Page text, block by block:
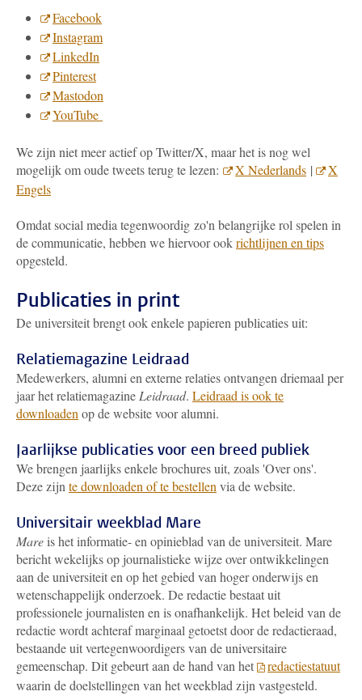
Facebook
Instagram
LinkedIn
Pinterest
Mastodon
YouTube
We zijn niet meer actief op Twitter/X, maar het is nog wel
mogelijk om oude tweets terug te lezen:
X Nederlands |
X
Engels
Omdat social media tegenwoordig zo'n belangrijke rol spelen in
de communicatie, hebben we hiervoor ookrichtlijnen en tips
opgesteld.
Publicaties in print
De universiteit brengt ook enkele papieren publicaties uit:
Relatiemagazine Leidraad
Medewerkers, alumni en externe relaties ontvangen driemaal per
jaar het relatiemagazine Leidraad. Leidraad is ook te
downloaden op de website voor alumni.
Jaarlijkse publicaties voor een breed publiek
We brengen jaarlijks enkele brochures uit, zoals 'Over ons'.
Deze zijn te downloaden of te bestellen via de website.
Universitair weekblad Mare
Mareis het informatie- en opinieblad van de universiteit. Mare
bericht wekelijks op journalistieke wijze over ontwikkelingen
aan de universiteit en op het gebied van hoger onderwijs en
wetenschappelijk onderzoek. De redactie bestaat uit
professionele journalisten en is onafhankelijk. Het beleid van de
redactie wordt achteraf marginaal getoetst door de redactieraad,
bestaande uit vertegenwoordigers van de universitaire
gemeenschap. Dit gebeurt aan de hand van het
redactiestatuut
waarin de doelstellingen van het weekblad zijn vastgesteld.